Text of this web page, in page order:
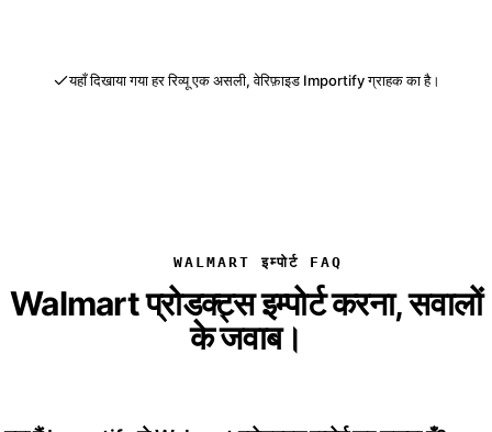
यहाँ दिखाया गया हर रिव्यू एक असली, वेरिफ़ाइड Importify ग्राहक का है।
WALMART इम्पोर्ट FAQ
Walmart प्रोडक्ट्स इम्पोर्ट करना, सवालों
के जवाब।